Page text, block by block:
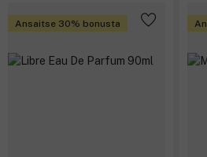
Ansaitse 30% bonusta